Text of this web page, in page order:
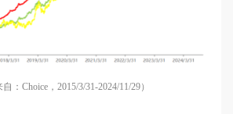
自：Choice，2015/3/31-2024/11/29）